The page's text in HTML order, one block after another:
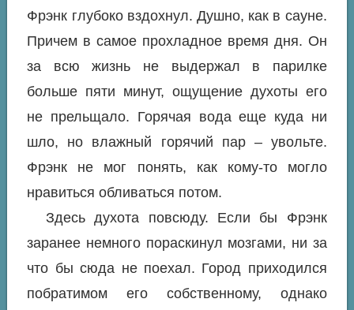
Фрэнк глубоко вздохнул. Душно, как в сауне.
Причем в самое прохладное время дня. Он
за всю жизнь не выдержал в парилке
больше пяти минут, ощущение духоты его
не прельщало. Горячая вода еще куда ни
шло, но влажный горячий пар – увольте.
Фрэнк не мог понять, как кому-то могло
нравиться обливаться потом.
Здесь духота повсюду. Если бы Фрэнк
заранее немного пораскинул мозгами, ни за
что бы сюда не поехал. Город приходился
побратимом его собственному, однако